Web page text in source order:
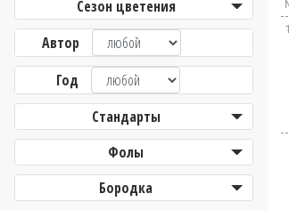
Сезон цветения
Автор
Год
Стандарты
Фолы
Бородка